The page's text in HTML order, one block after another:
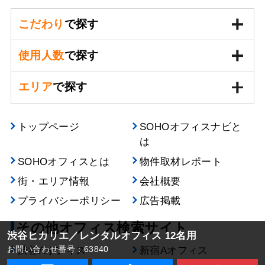
渋谷ヒカリエ／レンタルオフィス 12名用
お問い合わせ番号：63840
こだわり で探す
使用人数で探す
エリアで探す
トップページ
SOHOオフィスナビと
は
SOHOオフィスとは
物件取材レポート
街・エリア情報
会社概要
プライバシーポリシー
広告掲載
その他オフィス検索サイト
渋谷Aオフィス 新宿Aオフィス